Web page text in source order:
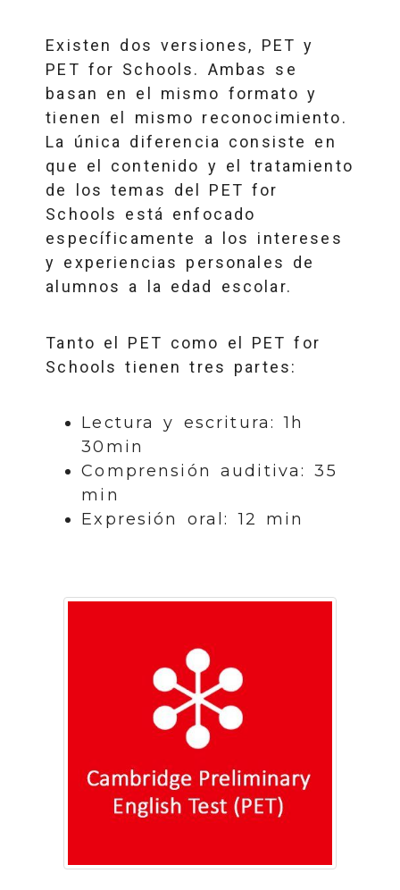
Existen dos versiones, PET y
PET for Schools. Ambas se
basan en el mismo formato y
tienen el mismo reconocimiento.
La única diferencia consiste en
que el contenido y el tratamiento
de los temas del PET for
Schools está enfocado
específicamente a los intereses
y experiencias personales de
alumnos a la edad escolar.
Tanto el PET como el PET for
Schools tienen tres partes:
Lectura y escritura: 1h
30min
Comprensión auditiva: 35
min
Expresión oral: 12 min